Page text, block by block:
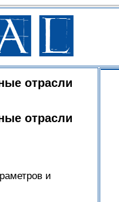
отрасли
отрасли
и